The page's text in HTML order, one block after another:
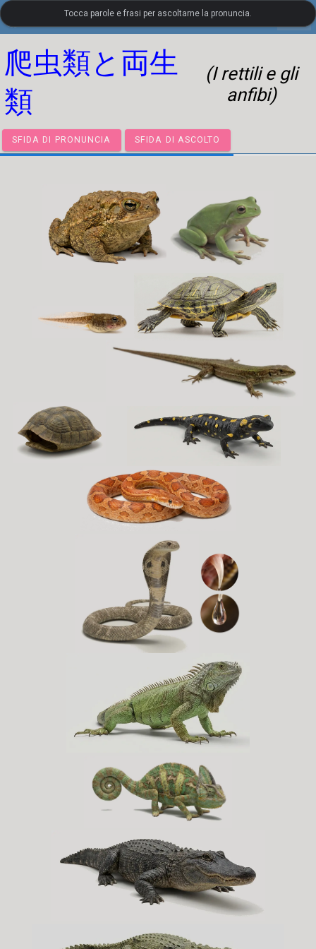
LanguageGuide.org•Vocabolario visivo giapponese
爬虫類と両生
類
(I rettili e gli
anfibi)
SFIDA DI PRONUNCIA SFIDA DI ASCOLTO
Tocca parole e frasi per ascoltarne la pronuncia.